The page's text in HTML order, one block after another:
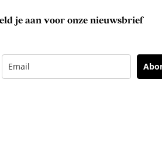
je aan voor onze nieuwsbrief